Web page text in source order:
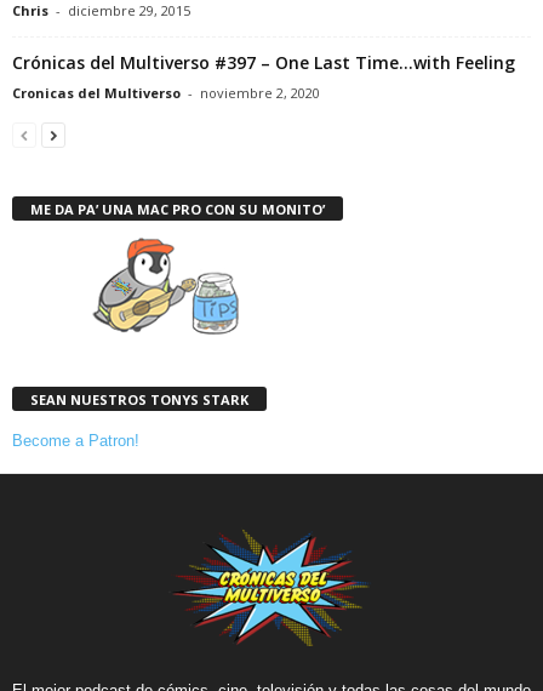
Chris - diciembre 29, 2015
Crónicas del Multiverso #397 – One Last Time…with Feeling
Cronicas del Multiverso - noviembre 2, 2020
ME DA PA’ UNA MAC PRO CON SU MONITO’
SEAN NUESTROS TONYS STARK
Become a Patron!